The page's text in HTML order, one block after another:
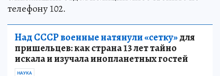
телефону 102.
Над СССР военные натянули «сетку»для
пришельцев: как страна 13 лет тайно
искала и изучала инопланетных гостей
НАУКА